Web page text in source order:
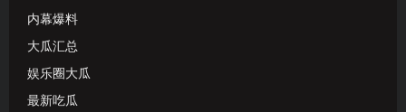
内幕爆料
大瓜汇总
娱乐圈大瓜
最新吃瓜